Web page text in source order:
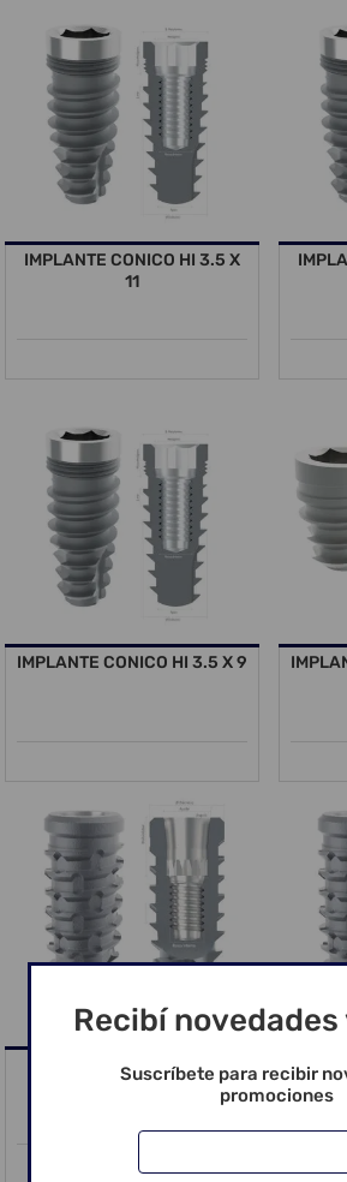
IMPLANTE CONICO HI 3.5 X
11
IMPLANTE CONICO HI 3.5 X 9
IMPLANTE MAESTRO CM
3.5X07
Recibí
Suscríbete para recibir
promociones